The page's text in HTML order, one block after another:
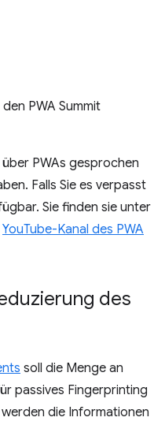
PWA Summit
PWAs gesprochen
Falls Sie es verpasst
Sie finden sie unter
YouTube-Kanal des PWA
des
soll die Menge an
passives Fingerprinting
die Informationen